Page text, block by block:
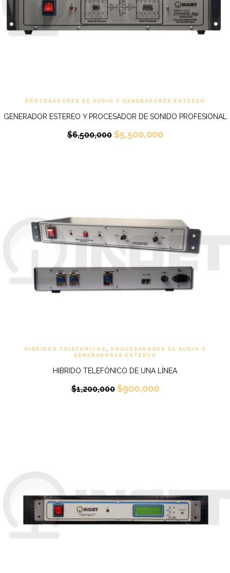
PROCESADORES DE AUDIO Y GENERADORES ESTEREO
GENERADOR ESTEREO Y PROCESADOR DE SONIDO PROFESIONAL
$6,500,000 $5,500,000
HIBRIDOS TELEFONICOS ,
PROCESADORES DE AUDIO Y
GENERADORES ESTEREO
HIBRIDO TELEFÓNICO DE UNA LÍNEA
$1,200,000 $900,000